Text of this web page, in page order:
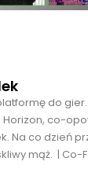
do
co-
Na co dzień
mąż. | Co-